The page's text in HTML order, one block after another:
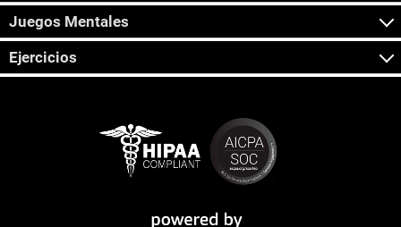
Juegos Mentales
Ejercicios